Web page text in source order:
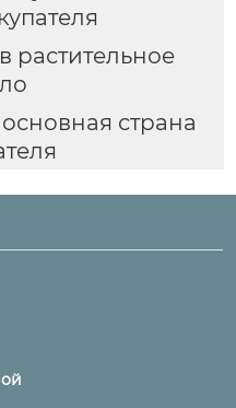
растительное
страна